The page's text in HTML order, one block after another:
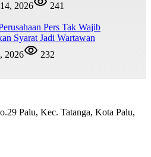
2026
241
Pers Tak Wajib
Syarat Jadi Wartawan
2026 232
Palu, Kec. Tatanga, Kota Palu,